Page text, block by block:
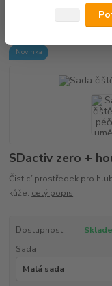
500 ml
Novinka
SDactiv zero +
Čisticí prostředek pro
kůže. celý popis
Dostupnost
Sada